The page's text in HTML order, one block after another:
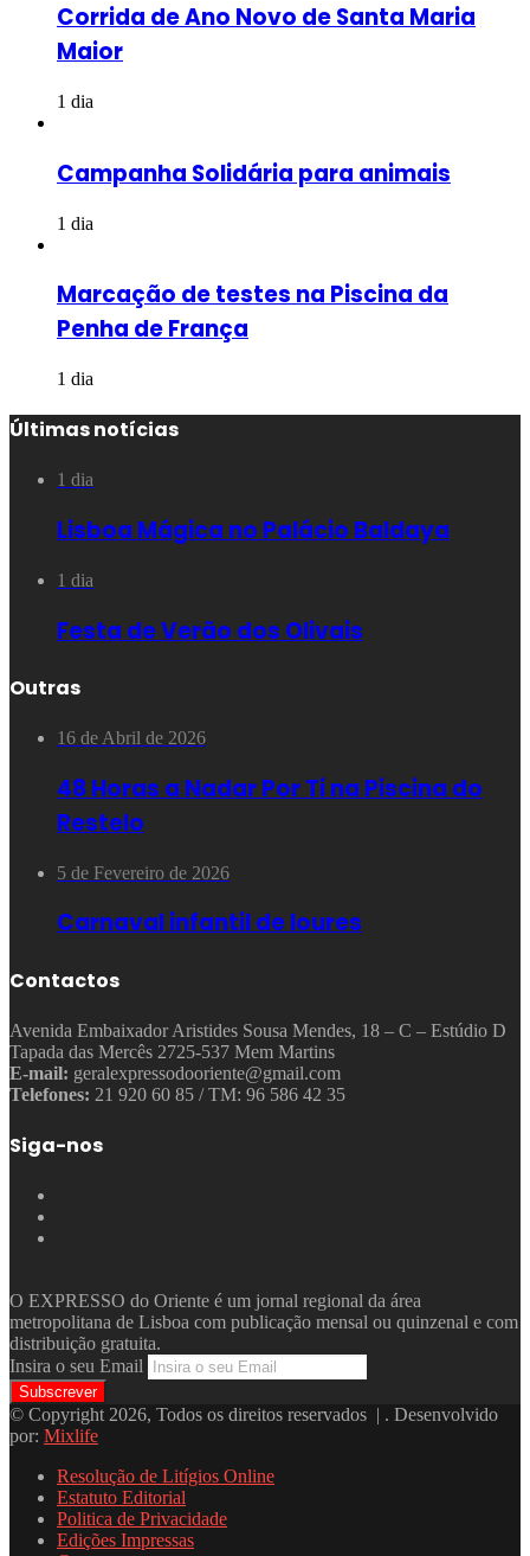
Corrida de Ano Novo de Santa Maria
Maior
1 dia
Campanha Solidária para animais
1 dia
Marcação de testes na Piscina da
Penha de França
1 dia
Últimas notícias
1 dia
Lisboa Mágica no Palácio Baldaya
1 dia
Festa de Verão dos Olivais
Outras
16 de Abril de 2026
48 Horas a Nadar Por Ti na Piscina do
Restelo
5 de Fevereiro de 2026
Carnaval infantil de loures
Contactos
Avenida Embaixador Aristides Sousa Mendes, 18 – C – Estúdio D
Tapada das Mercês 2725-537 Mem Martins
E-mail: geralexpressodooriente@gmail.com
Telefones: 21 920 60 85 / TM: 96 586 42 35
Siga-nos
O EXPRESSO do Oriente é um jornal regional da área
metropolitana de Lisboa com publicação mensal ou quinzenal e com
distribuição gratuita.
Insira o seu Email
© Copyright 2026, Todos os direitos reservados | . Desenvolvido
por: Mixlife
Resolução de Litígios Online
Estatuto Editorial
Politica de Privacidade
Edições Impressas